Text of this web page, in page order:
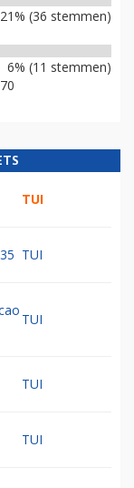
21% (36 stemmen)
6% (11 stemmen)
TUI
TUI
TUI
TUI
TUI